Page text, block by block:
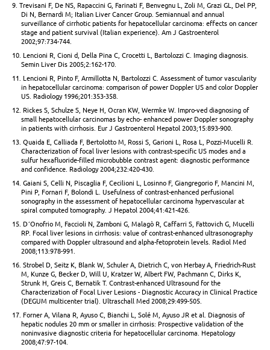
9. Trevisani F, De NS, Rapaccini G, Farinati F, Benvegnu L, Zoli M, Grazi GL, Del PP,
Di N, Bernardi M; Italian Liver Cancer Group. Semiannual and annual
surveillance of cirrhotic patients for hepatocellular carcinoma: effects on cancer
stage and patient survival (Italian experience). Am J Gastroenterol
2002;97:734-744.
10. Lencioni R, Cioni d, Della Pina C, Crocetti L, Bartolozzi C. Imaging diagnosis.
Semin Liver Dis 2005;2:162-170.
11. Lencioni R, Pinto F, Armillotta N, Bartolozzi C. Assessment of tumor vascularity
in hepatocellular carcinoma: comparison of power Doppler US and color Doppler
US. Radiology 1996;201:353-358.
12. Rickes S, Schulze S, Neye H, Ocran KW, Wermke W. Impro-ved diagnosing of
small hepatocellular carcinomas by echo- enhanced power Doppler sonography
in patients with cirrhosis. Eur J Gastroenterol Hepatol 2003;15:893-900.
13. Quaida E, Calliada F, Bertolotto M, Rossi S, Garioni L, Rosa L, Pozzi-Mucelli R.
Characterization of focal liver lesions with contrast-specific US modes and a
sulfur hexafluoride-filled microbubble contrast agent: diagnostic performance
and confidence. Radiology 2004;232:420-430.
14. Gaiani S, Celli N, Piscaglia F, Cecilioni L, Losinno F, Giangregorio F, Mancini M,
Pini P, Fornari F, Bolondi L. Usefulness of contrast-enhanced perfusional
sonography in the assessment of hepatocellular carcinoma hypervascular at
spiral computed tomography. J Hepatol 2004;41:421-426.
15. D´Onofrio M, Faccioli N, Zamboni G, Malagò R, Caffarri S, Fattovich G, Mucelli
RP. Focal liver lesions in cirrhosis: value of contrast-enhanced ultrasonography
compared with Doppler ultrasound and alpha-fetoprotein levels. Radiol Med
2008;113:978-991.
16. Strobel D, Seitz K, Blank W, Schuler A, Dietrich C, von Herbay A, Friedrich-Rust
M, Kunze G, Becker D, Will U, Kratzer W, Albert FW, Pachmann C, Dirks K,
Strunk H, Greis C, Bernatik T. Contrast-enhanced Ultrasound for the
Characterization of Focal Liver Lesions - Diagnostic Accuracy in Clinical Practice
(DEGUM multicenter trial). Ultraschall Med 2008;29:499-505.
17. Forner A, Vilana R, Ayuso C, Bianchi L, Solé M, Ayuso JR et al. Diagnosis of
hepatic nodules 20 mm or smaller in cirrhosis: Prospective validation of the
noninvasive diagnostic criteria for hepatocellular carcinoma. Hepatology
2008;47:97-104.